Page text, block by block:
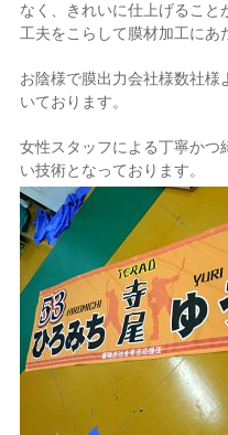
なく、きれいに仕上げること
工夫をこらして膜材加工にあ
お陰様で膜出力会社様数社
いております。
女性スタッフによる丁寧かつ
い技術となっております。